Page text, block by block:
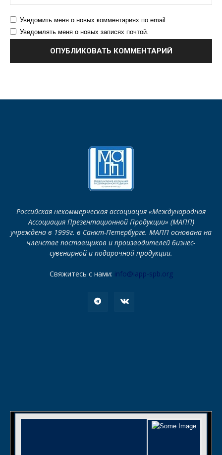
Уведомить меня о новых комментариях по email.
Уведомлять меня о новых записях почтой.
Российская некоммерческая ассоциация «Международная
Ассоциация Презентационной Продукции» (МАПП)
учреждена в 1999г. в Санкт-Петербурге. МАПП основана на
членстве поставщиков и производителей бизнес-
сувенирной и подарочной продукции.
Свяжитесь с нами: info@iapp-spb.org